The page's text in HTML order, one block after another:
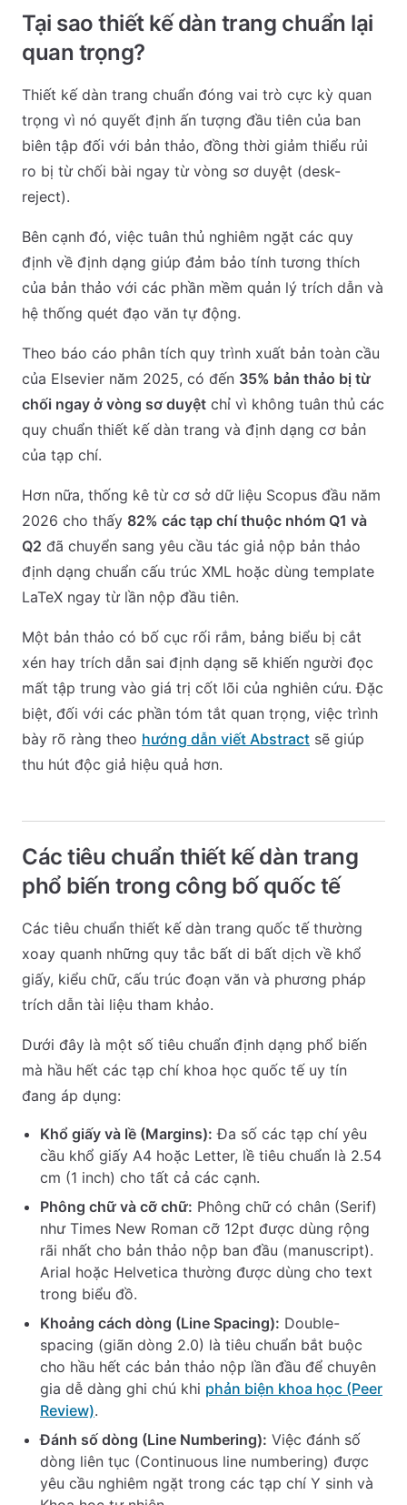
Tại sao thiết kế dàn trang chuẩn lại
quan trọng?
Thiết kế dàn trang chuẩn đóng vai trò cực kỳ quan
trọng vì nó quyết định ấn tượng đầu tiên của ban
biên tập đối với bản thảo, đồng thời giảm thiểu rủi
ro bị từ chối bài ngay từ vòng sơ duyệt (desk-
reject).
Bên cạnh đó, việc tuân thủ nghiêm ngặt các quy
định về định dạng giúp đảm bảo tính tương thích
của bản thảo với các phần mềm quản lý trích dẫn và
hệ thống quét đạo văn tự động.
Theo báo cáo phân tích quy trình xuất bản toàn cầu
của Elsevier năm 2025, có đến 35% bản thảo bị từ
chối ngay ở vòng sơ duyệt chỉ vì không tuân thủ các
quy chuẩn thiết kế dàn trang và định dạng cơ bản
của tạp chí.
Hơn nữa, thống kê từ cơ sở dữ liệu Scopus đầu năm
2026 cho thấy 82% các tạp chí thuộc nhóm Q1 và
Q2 đã chuyển sang yêu cầu tác giả nộp bản thảo
định dạng chuẩn cấu trúc XML hoặc dùng template
LaTeX ngay từ lần nộp đầu tiên.
Một bản thảo có bố cục rối rắm, bảng biểu bị cắt
xén hay trích dẫn sai định dạng sẽ khiến người đọc
mất tập trung vào giá trị cốt lõi của nghiên cứu. Đặc
biệt, đối với các phần tóm tắt quan trọng, việc trình
bày rõ ràng theo hướng dẫn viết Abstract sẽ giúp
thu hút độc giả hiệu quả hơn.
Các tiêu chuẩn thiết kế dàn trang
phổ biến trong công bố quốc tế
Các tiêu chuẩn thiết kế dàn trang quốc tế thường
xoay quanh những quy tắc bất di bất dịch về khổ
giấy, kiểu chữ, cấu trúc đoạn văn và phương pháp
trích dẫn tài liệu tham khảo.
Dưới đây là một số tiêu chuẩn định dạng phổ biến
mà hầu hết các tạp chí khoa học quốc tế uy tín
đang áp dụng:
Khổ giấy và lề (Margins): Đa số các tạp chí yêu
cầu khổ giấy A4 hoặc Letter, lề tiêu chuẩn là 2.54
cm (1 inch) cho tất cả các cạnh.
Phông chữ và cỡ chữ: Phông chữ có chân (Serif)
như Times New Roman cỡ 12pt được dùng rộng
rãi nhất cho bản thảo nộp ban đầu (manuscript).
Arial hoặc Helvetica thường được dùng cho text
trong biểu đồ.
Khoảng cách dòng (Line Spacing): Double-
spacing (giãn dòng 2.0) là tiêu chuẩn bắt buộc
cho hầu hết các bản thảo nộp lần đầu để chuyên
gia dễ dàng ghi chú khi phản biện khoa học (Peer
Review).
Đánh số dòng (Line Numbering): Việc đánh số
dòng liên tục (Continuous line numbering) được
yêu cầu nghiêm ngặt trong các tạp chí Y sinh và